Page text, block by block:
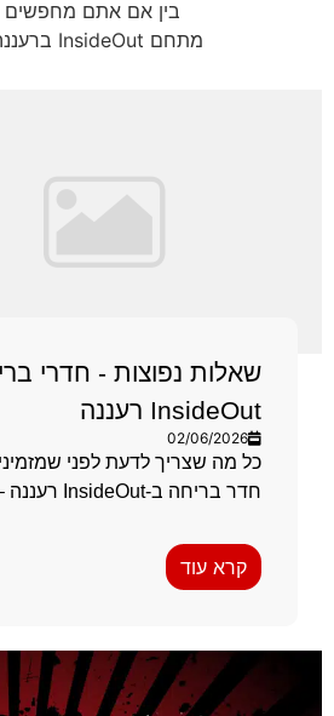
בין אם אתם מחפשים
מתחם InsideOut ברעננה מזמין אתכם ליהנות מתוכן איכותי שיעשיר את החוויה שלכם ויעזור לכם להפוך כל משחק להרפתקה בלתי נשכחת.
שאלות נפוצות - חדרי
InsideOut רעננה
02/06/2026
כל מה שצריך לדעת לפני
חדר בריחה ב-InsideOut רעננה –...
קרא עוד